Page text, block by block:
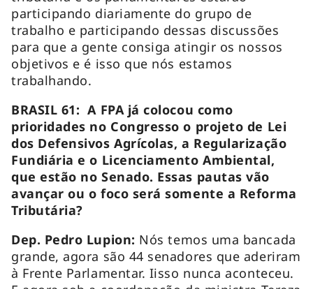
participando diariamente do grupo de
trabalho e participando dessas discussões
para que a gente consiga atingir os nossos
objetivos e é isso que nós estamos
trabalhando.
BRASIL 61: A FPA já colocou como
prioridades no Congresso o projeto de Lei
dos Defensivos Agrícolas, a Regularização
Fundiária e o Licenciamento Ambiental,
que estão no Senado. Essas pautas vão
avançar ou o foco será somente a Reforma
Tributária?
Dep. Pedro Lupion: Nós temos uma bancada
grande, agora são 44 senadores que aderiram
à Frente Parlamentar. Iisso nunca aconteceu.